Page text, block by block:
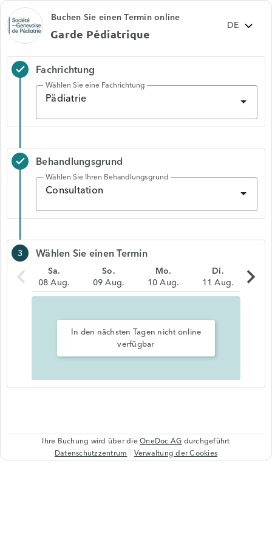
Buchen Sie einen Termin online
Garde Pédiatrique
check
Fachrichtung
Pädiatrie
Wählen Sie eine Fachrichtung
check
Behandlungsgrund
Consultation
Wählen Sie Ihren Behandlungsgrund
3 Wählen Sie einen Termin
chevron_left Sa.
08 Aug.
So.
09 Aug.
Mo.
10 Aug.
Di.
11 Aug. chevron_right
In den nächsten Tagen nicht online
verfügbar
Ihre Buchung wird über dieOneDoc AGdurchgeführt
Datenschutzzentrum Verwaltung der Cookies